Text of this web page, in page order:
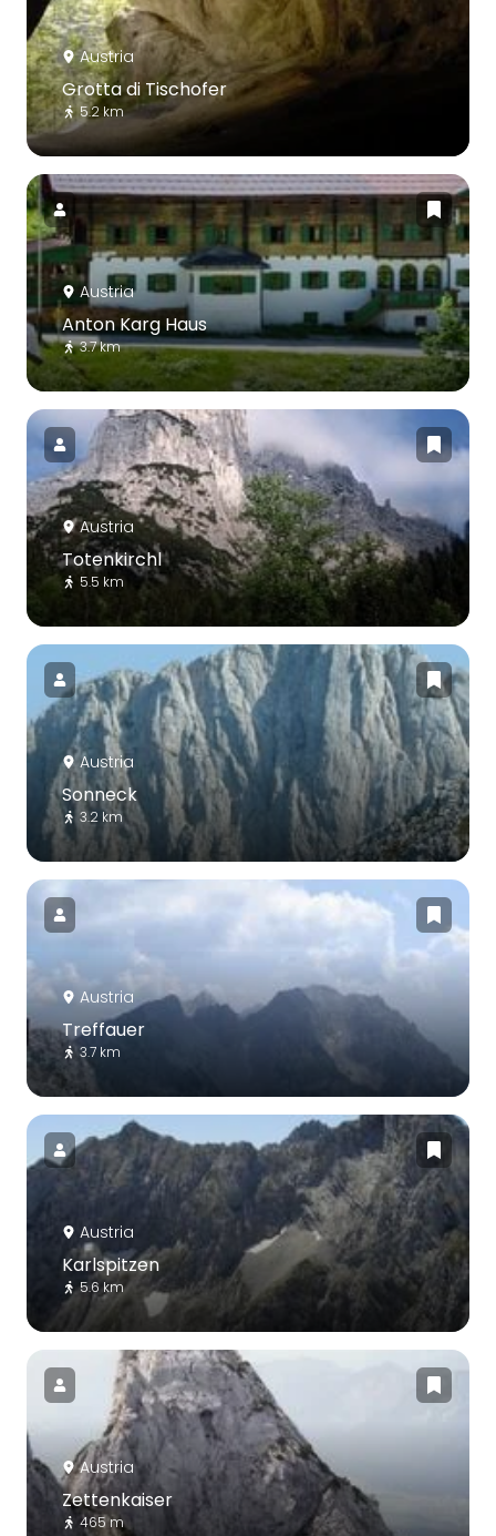
Austria
Grotta di Tischofer
5.2 km
Austria
Anton Karg Haus
3.7 km
Austria
Totenkirchl
5.5 km
Austria
Sonneck
3.2 km
Austria
Treffauer
3.7 km
Austria
Karlspitzen
5.6 km
Austria
Zettenkaiser
465 m